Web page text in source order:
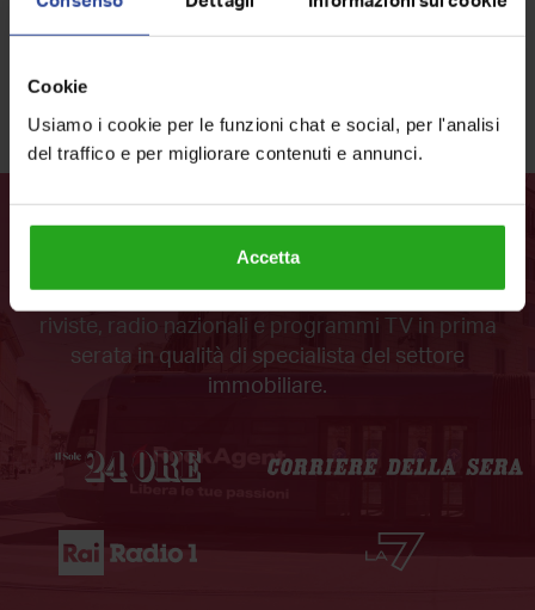
Cookie
Usiamo i cookie per le funzioni chat e social, per l'analisi
del traffico e per migliorare contenuti e annunci.
Accetta
Leggi le nostre 1.257 recensioni
Ecco dove ci hai visto
RockAgent è apparsa sui più importanti quotidiani,
riviste, radio nazionali e programmi TV in prima
serata in qualità di specialista del settore
immobiliare.